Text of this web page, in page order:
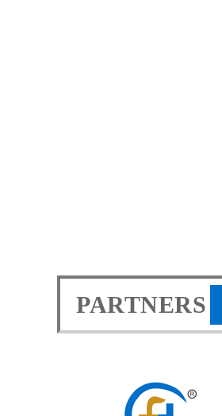
PARTNERS